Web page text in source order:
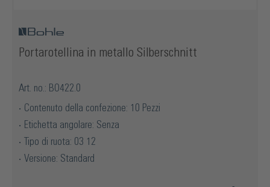
Portarotellina in metallo Silberschnitt
Art. no.: BO422.0
Contenuto della confezione: 10 Pezzi
Etichetta angolare: Senza
Tipo di ruota: 03 12
Versione: Standard